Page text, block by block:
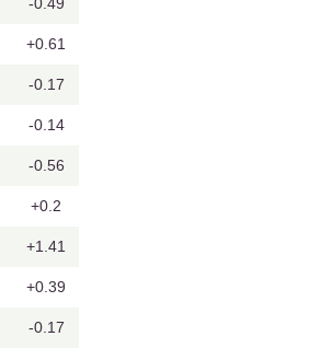
+0.61
-0.17
-0.14
-0.56
+0.2
+1.41
+0.39
-0.17